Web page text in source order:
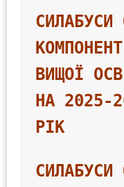
СИЛАБУСИ
ВИЩОЇ
НА 2025-
РІК
СИЛАБУСИ